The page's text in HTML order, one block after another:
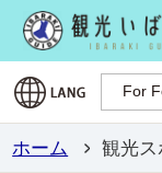
ForFor
ホーム 観光ス